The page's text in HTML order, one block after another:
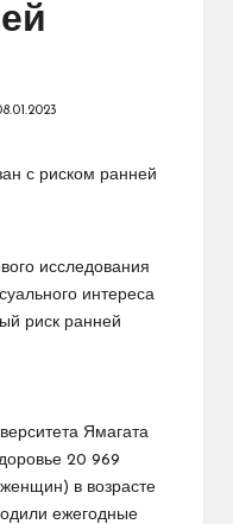
исследования
интереса
риск ранней
Ямагата
20 969
в возрасте
ежегодные